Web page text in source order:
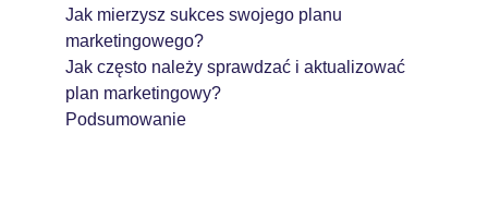
Jak mierzysz sukces swojego planu
marketingowego?
Jak często należy sprawdzać i aktualizować
plan marketingowy?
Podsumowanie